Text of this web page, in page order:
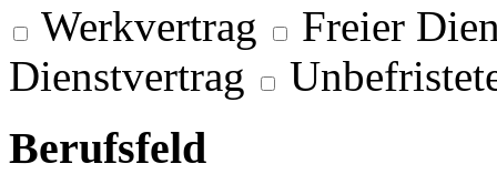
Werkvertrag
Freier
Dienstvertrag
Berufsfeld